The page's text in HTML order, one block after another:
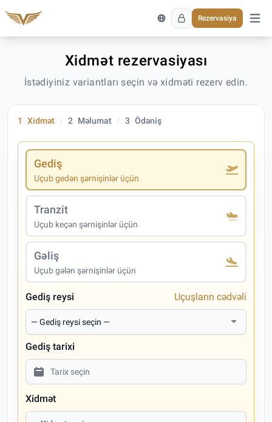
Rezervasiya
Əsas
Xidmət rezervasiyası
İstədiyiniz variantları seçin və xidməti rezerv edin.
1 Xidmət 2 Məlumat 3 Ödəniş
Gediş
Uçub gedən şərnişinlər üçün
Tranzit
Uçub keçən şərnişinlər üçün
Gəliş
Uçub gələn şərnişinlər üçün
Gediş reysi Uçuşların cədvəli
Gediş tarixi
Xidmət